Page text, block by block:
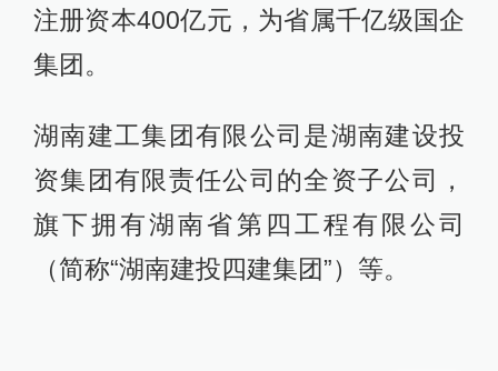
注册资本400亿元，为省属千亿级国企
集团。
湖南建工集团有限公司是湖南建设投
资集团有限责任公司的全资子公司，
旗下拥有湖南省第四工程有限公司
（简称“湖南建投四建集团”）等。